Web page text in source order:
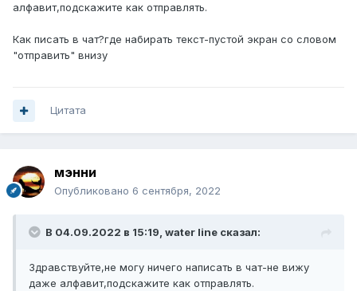
алфавит,подскажите как отправлять.
Как писать в чат?где набирать текст-пустой экран со словом
"отправить" внизу
Цитата
мэнни
Опубликовано 6 сентября, 2022
В 04.09.2022 в 15:19, water line сказал:
Здравствуйте,не могу ничего написать в чат-не вижу
даже алфавит,подскажите как отправлять.